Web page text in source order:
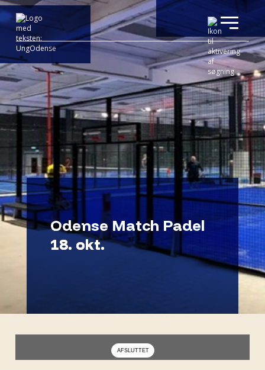
Odense Match Padel
18. okt.